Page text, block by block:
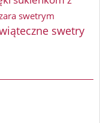
swetrym
swetry